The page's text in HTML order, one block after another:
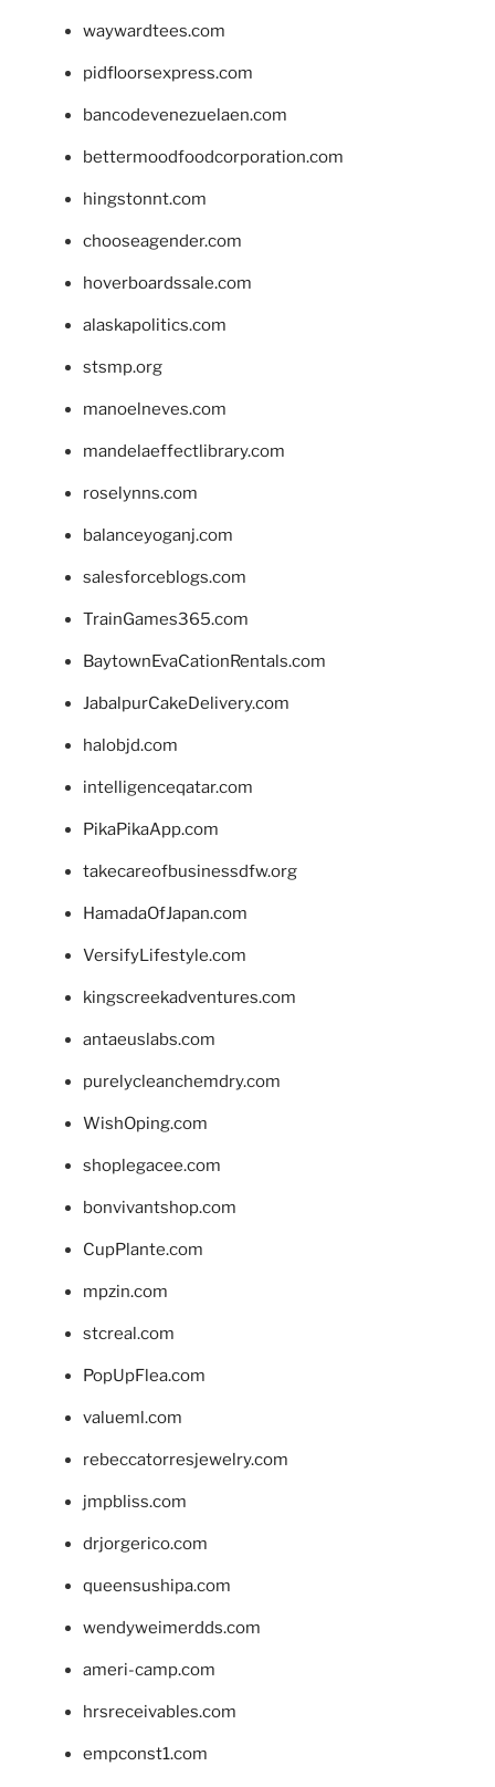
waywardtees.com
pidfloorsexpress.com
bancodevenezuelaen.com
bettermoodfoodcorporation.com
hingstonnt.com
chooseagender.com
hoverboardssale.com
alaskapolitics.com
stsmp.org
manoelneves.com
mandelaeffectlibrary.com
roselynns.com
balanceyoganj.com
salesforceblogs.com
TrainGames365.com
BaytownEvaCationRentals.com
JabalpurCakeDelivery.com
halobjd.com
intelligenceqatar.com
PikaPikaApp.com
takecareofbusinessdfw.org
HamadaOfJapan.com
VersifyLifestyle.com
kingscreekadventures.com
antaeuslabs.com
purelycleanchemdry.com
WishOping.com
shoplegacee.com
bonvivantshop.com
CupPlante.com
mpzin.com
stcreal.com
PopUpFlea.com
valueml.com
rebeccatorresjewelry.com
jmpbliss.com
drjorgerico.com
queensushipa.com
wendyweimerdds.com
ameri-camp.com
hrsreceivables.com
empconst1.com